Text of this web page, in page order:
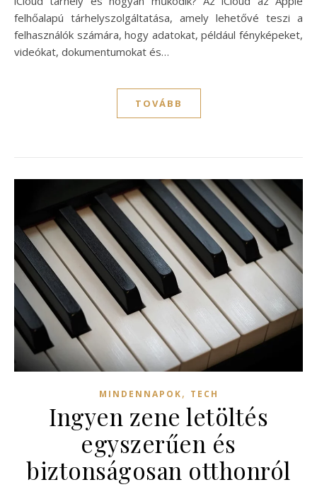
felhőalapú tárhelyszolgáltatása, amely lehetővé teszi a
felhasználók számára, hogy adatokat, például fényképeket,
videókat, dokumentumokat és…
TOVÁBB
MINDENNAPOK, TECH
Ingyen zene letöltés
egyszerűen és
biztonságosan otthonról